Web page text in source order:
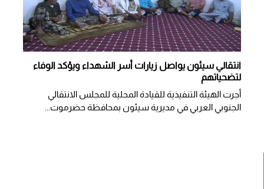
انتقالي سيئون يواصل زيارات أسر الشهداء ويؤكد الوفاء
لتضحياتهم
أجرت الهيئة التنفيذية للقيادة المحلية للمجلس الانتقالي
الجنوبي العربي في مديرية سيئون بمحافظة حضرموت...